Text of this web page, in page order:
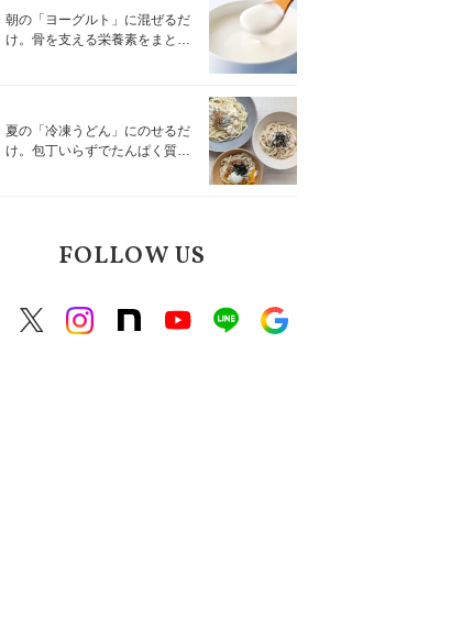
朝の「ヨーグルト」に混ぜるだ
け。骨を支える栄養素をまとめ
夏の「冷凍うどん」にのせるだ
け。包丁いらずでたんぱく質を
FOLLOW US
FacebookX（旧twitter）
instagram
note Youtubeline